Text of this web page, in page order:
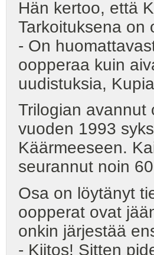
Hän kertoo, että
Tarkoituksena on
- On
oopperaa kuin
uudistuksia,
Trilogian avannut
vuoden 1993
Käärmeeseen.
seurannut noin
Osa on löytänyt
oopperat ovat
onkin järjestää
- Kiitos! Sitten